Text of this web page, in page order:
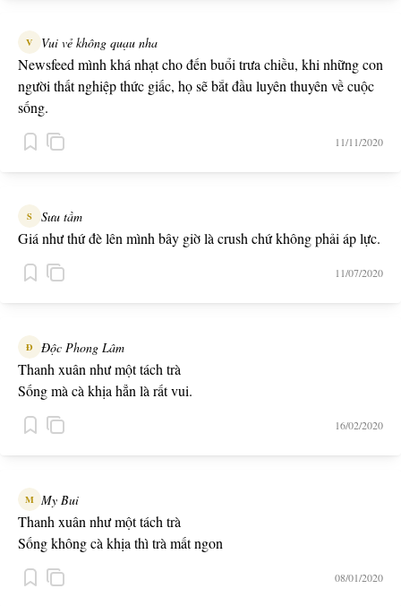
V Vui vẻ không quạu nha
Newsfeed mình khá nhạt cho đến buổi trưa chiều, khi những con
người thất nghiệp thức giấc, họ sẽ bắt đầu luyên thuyên về cuộc
sống.
11/11/2020
S Sưu tầm
Giá như thứ đè lên mình bây giờ là crush chứ không phải áp lực.
11/07/2020
Đ Độc Phong Lâm
Thanh xuân như một tách trà
Sống mà cà khịa hẳn là rất vui.
16/02/2020
M My Bui
Thanh xuân như một tách trà
Sống không cà khịa thì trà mất ngon
08/01/2020